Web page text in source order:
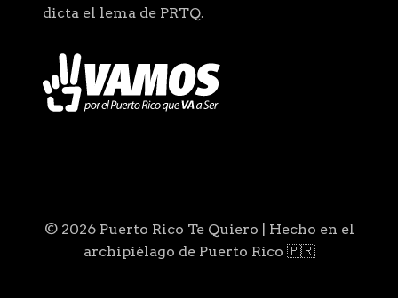
dicta el lema de PRTQ.
© 2026 Puerto Rico Te Quiero | Hecho en el
archipiélago de Puerto Rico 🇵🇷